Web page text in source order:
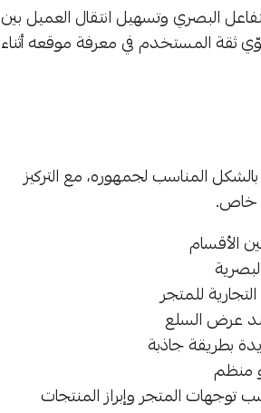
البصري وتسهيل انتقال العميل بين
ثقة المستخدم في معرفة موقعه أثناء
المناسب لجمهوره، مع التركيز
خاص.
الأقسام
للمتجر
عرض السلع
بطريقة جاذبة
منظم
المتجر وإبراز المنتجات